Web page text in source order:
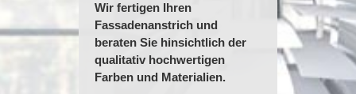
Wir fertigen Ihren
Fassadenanstrich und
beraten Sie hinsichtlich der
qualitativ hochwertigen
Farben und Materialien.